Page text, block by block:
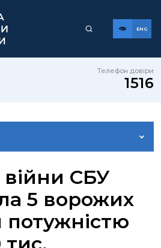
ENG
Телефон довіри
1516
війни СБУ
5 ворожих